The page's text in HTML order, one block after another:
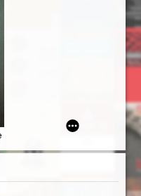
an attempt to reconstruct
stanu II Rzeczypospolitej
i oceny solidarnościowych